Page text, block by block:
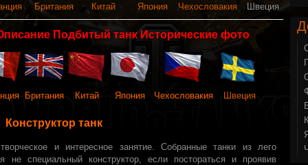
Британия Китай Япония Чехословакия Швеция
Подбитый танк Исторические фото
Британия Китай Япония Чехословакия Швеция
Конструктор танк
и интересное занятие. Собранные танки из лего
специальный конструктор, если постораться и проявив